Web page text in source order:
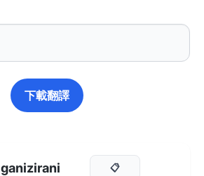
下載翻譯
ganizirani 📋